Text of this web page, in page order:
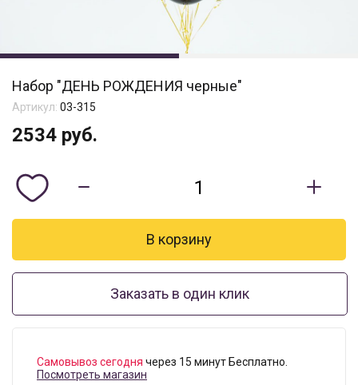
Набор "ДЕНЬ РОЖДЕНИЯ черные"
Артикул: 03-315
2534 руб.
Заказать в один клик
Самовывоз сегодня через 15 минут Бесплатно.
Посмотреть магазин